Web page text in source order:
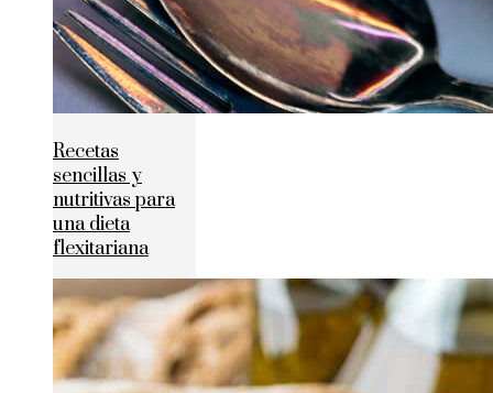
Recetas
sencillas y
nutritivas para
una dieta
flexitariana